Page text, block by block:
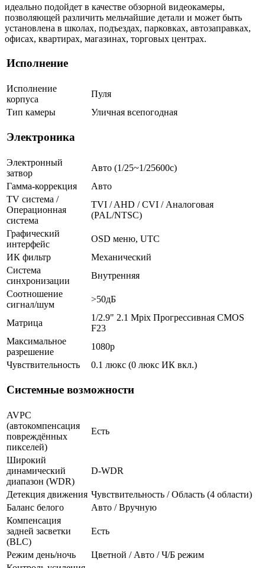
идеально подойдет в качестве обзорной видеокамеры,
позволяющей различить мельчайшие детали и может быть
установлена в школах, подъездах, парковках, автозаправках,
офисах, квартирах, магазинах, торговых центрах.
Исполнение
Исполнение
корпуса
Пуля
Тип камеры
Уличная всепогодная
Электроника
Электронный
затвор
Авто (1/25~1/25600с)
Гамма-коррекция
Авто
TV система /
Операционная
система
TVI / AHD / CVI / Аналоговая
(PAL/NTSC)
Графический
интерфейс
OSD меню, UTC
ИК фильтр
Механический
Система
синхронизации
Внутренняя
Соотношение
сигнал/шум
>50дБ
Матрица
1/2.9" 2.1 Mpix Прогрессивная CMOS
F23
Максимальное
разрешение
1080p
Чувствительность
0.1 люкс (0 люкс ИК вкл.)
Системные возможности
AVPC
(автокомпенсация
повреждённых
пикселей)
Есть
Широкий
динамический
диапазон (WDR)
D-WDR
Детекция движения Чувствительность / Область (4 области)
Баланс белого
Авто / Вручную
Компенсация
задней засветки
(BLC)
Есть
Режим день/ночь
Цветной / Авто / Ч/Б режим